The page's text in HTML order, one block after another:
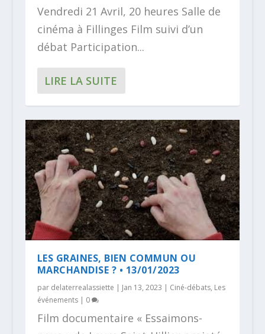
Vendredi 21 Avril, 20 heures Salle de
cinéma à Fillinges Film suivi d’un
débat Participation...
LIRE LA SUITE
LES GRAINES, BIEN COMMUN OU
MARCHANDISE ? • 13/01/2023
par delaterrealassiette | Jan 13, 2023 | Ciné-débats, Les
événements| 0
Film documentaire « Essaimons-